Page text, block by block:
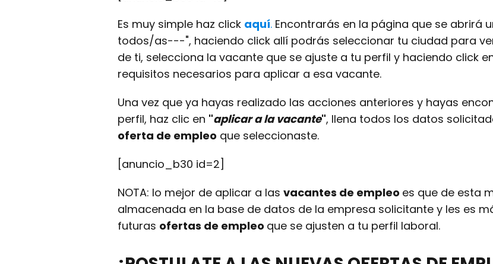
Es muy simple haz click aquí. Encontrarás en la página que se abrirá
todos/as---", haciendo click allí podrás seleccionar tu ciudad para
de ti, selecciona la vacante que se ajuste a tu perfil y haciendo click
requisitos necesarios para aplicar a esa vacante.
Una vez que ya hayas realizado las acciones anteriores y hayas
perfil, haz clic en "aplicar a la vacante", llena todos los datos
oferta de empleo que seleccionaste.
[anuncio_b30 id=2]
NOTA: lo mejor de aplicar a las vacantes de empleo es que de esta
almacenada en la base de datos de la empresa solicitante y les es
futuras ofertas de empleo que se ajusten a tu perfil laboral.